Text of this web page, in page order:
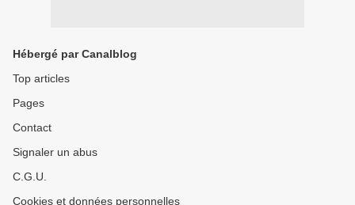
Hébergé par Canalblog
Top articles
Pages
Contact
Signaler un abus
C.G.U.
Cookies et données personnelles